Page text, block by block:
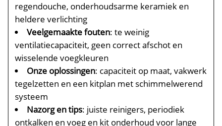
regendouche, onderhoudsarme keramiek en
heldere verlichting
Veelgemaakte fouten: te weinig
ventilatiecapaciteit, geen correct afschot en
wisselende voegkleuren
Onze oplossingen: capaciteit op maat, vakwerk
tegelzetten en een kitplan met schimmelwerend
systeem
Nazorg en tips: juiste reinigers, periodiek
ontkalken en voeg en kit onderhoud voor lange